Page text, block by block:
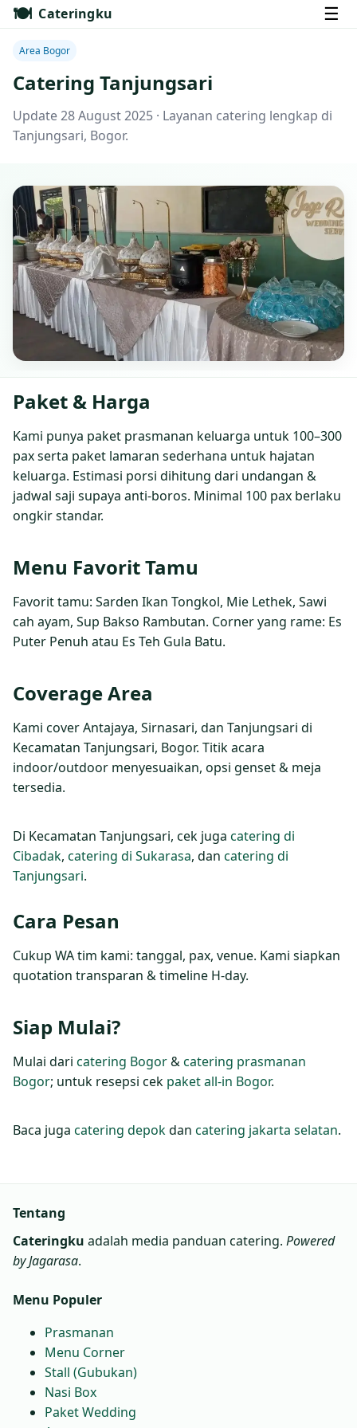
🍽️ Cateringku ☰
Area Bogor
Catering Tanjungsari
Update 28 August 2025 · Layanan catering lengkap di
Tanjungsari, Bogor.
Paket & Harga
Kami punya paket prasmanan keluarga untuk 100–300
pax serta paket lamaran sederhana untuk hajatan
keluarga. Estimasi porsi dihitung dari undangan &
jadwal saji supaya anti‑boros. Minimal 100 pax berlaku
ongkir standar.
Menu Favorit Tamu
Favorit tamu: Sarden Ikan Tongkol, Mie Lethek, Sawi
cah ayam, Sup Bakso Rambutan. Corner yang rame: Es
Puter Penuh atau Es Teh Gula Batu.
Coverage Area
Kami cover Antajaya, Sirnasari, dan Tanjungsari di
Kecamatan Tanjungsari, Bogor. Titik acara
indoor/outdoor menyesuaikan, opsi genset & meja
tersedia.
Di Kecamatan Tanjungsari, cek juga catering di
Cibadak, catering di Sukarasa, dan catering di
Tanjungsari.
Cara Pesan
Cukup WA tim kami: tanggal, pax, venue. Kami siapkan
quotation transparan & timeline H‑day.
Siap Mulai?
Mulai dari catering Bogor&catering prasmanan
Bogor; untuk resepsi cek paket all‑in Bogor.
Baca juga catering depokdan catering jakarta selatan.
Tentang
Cateringku adalah media panduan catering. Powered
by Jagarasa.
Menu Populer
Prasmanan
Menu Corner
Stall (Gubukan)
Nasi Box
Paket Wedding